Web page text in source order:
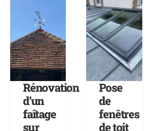
Rénovation
d’un
faîtage
sur
Pose
de
fenêtres
de toit